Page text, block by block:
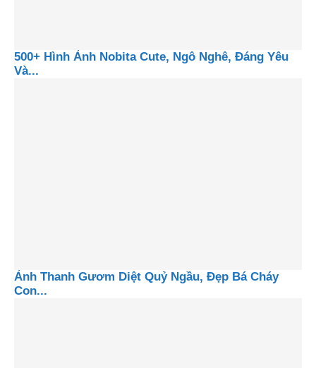
500+ Hình Ảnh Nobita Cute, Ngô Nghê, Đáng Yêu
Và...
Ảnh Thanh Gươm Diệt Quỷ Ngầu, Đẹp Bá Cháy
Con...